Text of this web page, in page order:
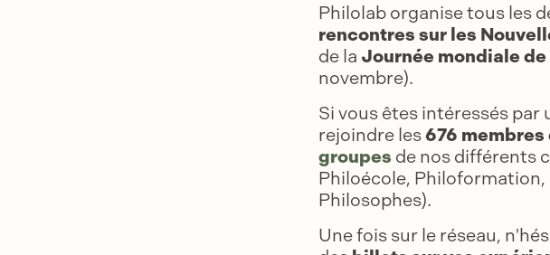
Philolab organise tous les
rencontres sur les
de la Journée mondiale
novembre).
Si vous êtes intéressés
rejoindre les676
groupes de nos différents
Philoécole,
Philosophes).
Une fois sur le réseau,